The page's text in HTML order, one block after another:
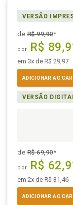
VERSÃO
deR$ 99,90*
por R$
em 3x de R$ 29,97
ADICIONAR AO
VERSÃO
deR$ 69,90*
por R$
em 2x de R$ 31,46
ADICIONAR AO